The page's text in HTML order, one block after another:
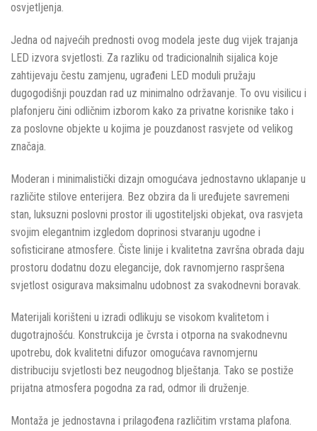
osvjetljenja.
Jedna od najvećih prednosti ovog modela jeste dug vijek trajanja
LED izvora svjetlosti. Za razliku od tradicionalnih sijalica koje
zahtijevaju čestu zamjenu, ugrađeni LED moduli pružaju
dugogodišnji pouzdan rad uz minimalno održavanje. To ovu visilicu i
plafonjeru čini odličnim izborom kako za privatne korisnike tako i
za poslovne objekte u kojima je pouzdanost rasvjete od velikog
značaja.
Moderan i minimalistički dizajn omogućava jednostavno uklapanje u
različite stilove enterijera. Bez obzira da li uređujete savremeni
stan, luksuzni poslovni prostor ili ugostiteljski objekat, ova rasvjeta
svojim elegantnim izgledom doprinosi stvaranju ugodne i
sofisticirane atmosfere. Čiste linije i kvalitetna završna obrada daju
prostoru dodatnu dozu elegancije, dok ravnomjerno raspršena
svjetlost osigurava maksimalnu udobnost za svakodnevni boravak.
Materijali korišteni u izradi odlikuju se visokom kvalitetom i
dugotrajnošću. Konstrukcija je čvrsta i otporna na svakodnevnu
upotrebu, dok kvalitetni difuzor omogućava ravnomjernu
distribuciju svjetlosti bez neugodnog blještanja. Tako se postiže
prijatna atmosfera pogodna za rad, odmor ili druženje.
Montaža je jednostavna i prilagođena različitim vrstama plafona.